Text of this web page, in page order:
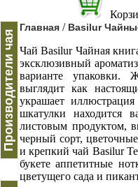
Производители чая
Главная / Basilur
Чай Basilur Чайная
эксклюзивный
варианте упаковки.
выглядит как
украшает
шкатулки находится
листовым продуктом,
черный сорт,
и крепкий чай Basilur
букете аппетитные
цветущего сада и